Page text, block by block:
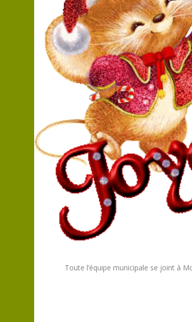
Toute l’équipe municipale se joint à